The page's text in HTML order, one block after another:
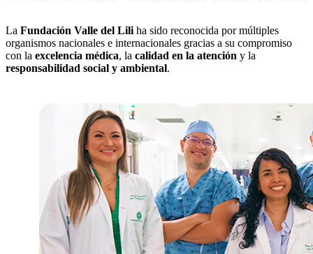
La Fundación Valle del Liliha sido reconocida por múltiples
organismos nacionales e internacionales gracias a su compromiso
con la excelencia médica, la calidad en la atención y la
responsabilidad social y ambiental.